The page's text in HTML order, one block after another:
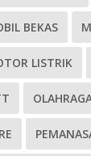
BEKAS
LISTRIK